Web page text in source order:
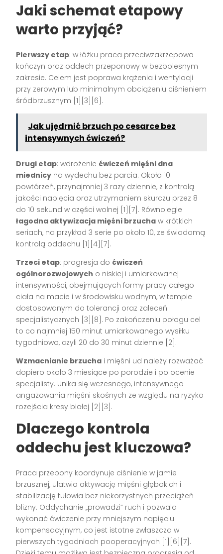
Jaki schemat etapowy
warto przyjąć?
Pierwszy etap: w łóżku praca przeciwzakrzepowa
kończyn oraz oddech przeponowy w bezbolesnym
zakresie. Celem jest poprawa krążenia i wentylacji
przy zerowym lub minimalnym obciążeniu ciśnieniem
śródbrzusznym [1][3][6].
Jak ujędrnić brzuch po cesarce bez
intensywnych ćwiczeń?
Drugi etap: wdrożenie ćwiczeń mięśni dna
miednicy na wydechu bez parcia. Około 10
powtórzeń, przynajmniej 3 razy dziennie, z kontrolą
jakości napięcia oraz utrzymaniem skurczu przez 8
do 10 sekund w części wolnej [1][7]. Równolegle
łagodna aktywizacja mięśni brzucha w krótkich
seriach, na przykład 3 serie po około 10, ze świadomą
kontrolą oddechu [1][4][7].
Trzeci etap: progresja do ćwiczeń
ogólnorozwojowych o niskiej i umiarkowanej
intensywności, obejmujących formy pracy całego
ciała na macie i w środowisku wodnym, w tempie
dostosowanym do tolerancji oraz zaleceń
specjalistycznych [3][8]. Po zakończeniu połogu cel
to co najmniej 150 minut umiarkowanego wysiłku
tygodniowo, czyli 20 do 30 minut dziennie [2].
Wzmacnianie brzucha i mięśni ud należy rozważać
dopiero około 3 miesiące po porodzie i po ocenie
specjalisty. Unika się wczesnego, intensywnego
angażowania mięśni skośnych ze względu na ryzyko
rozejścia kresy białej [2][3].
Dlaczego kontrola
oddechu jest kluczowa?
Praca przepony koordynuje ciśnienie w jamie
brzusznej, ułatwia aktywację mięśni głębokich i
stabilizację tułowia bez niekorzystnych przeciążeń
blizny. Oddychanie „prowadzi” ruch i pozwala
wykonać ćwiczenie przy mniejszym napięciu
kompensacyjnym, co jest istotne zwłaszcza w
pierwszych tygodniach pooperacyjnych [1][6][7].